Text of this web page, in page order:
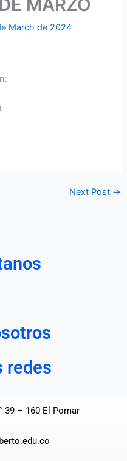
MARZO
March de 2024
Next Post →
redes
39 – 160 El Pomar